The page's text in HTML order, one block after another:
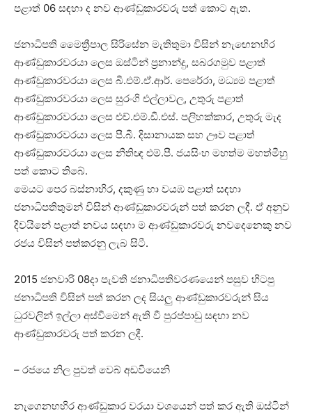
පළාත් 06 සඳහා ද නව ආණ්ඩුකාරවරු පත් කොට ඇත.
ජනාධිපති මෛත්‍රීපාල සිරිසේන මැතිතුමා විසින් නැඟෙනහිර
ආණ්ඩුකාරවරයා ලෙස ඔස්ටින් ප්‍රනාන්දු, සබරගමුව පළාත්
ආණ්ඩුකාරවරයා ලෙස බී.එම්.ඒ.ආර්. පෙරේරා, මධ්‍යම පළාත්
ආණ්ඩුකාරවරයා ලෙස සුරංගි එල්ලාවල, උතුරු පළාත්
ආණ්ඩුකාරවරයා ලෙස එච්.එම්.ඩී.එස්. පලිහක්කාර, උතුරු මැද
ආණ්ඩුකාරවරයා ලෙස පී.බී. දිසානායක සහ ඌව පළාත්
ආණ්ඩුකාරවරයා ලෙස නීතිඥ එම්.පී. ජයසිංහ මහත්ම මහත්මීහු
පත් කොට තිබේ.
මෙයට පෙර බස්නාහිර, දකුණු හා වයඹ පළාත් සඳහා
ජනාධිපතිතුමන් විසින් ආණ්ඩුකාරවරුන් පත් කරන ලදී. ඒ අනුව
දිවයිනේ පළාත් නවය සඳහා ම ආණ්ඩුකාරවරු නවදෙනෙකු නව
රජය විසින් පත්කරනු ලැබ සිටී.
2015 ජනවාරි 08දා පැවති ජනාධිපතිවරණයෙන් පසුව හිටපු
ජනාධිපති විසින් පත් කරන ලද සියලු ආණ්ඩුකාරවරුන් සිය
ධුරවලින් ඉල්ලා අස්වීමෙන් ඇති වී පුරප්පාඩු සඳහා නව
ආණ්ඩුකාරවරු පත් කරන ලදී.
– රජයෙ නිල පුවත් වෙබ් අඩවියෙනි
නැගෙනහහිර ආණ්ඩුකාර වරයා වශයෙන් පත් කර ඇති ඔස්ටින්